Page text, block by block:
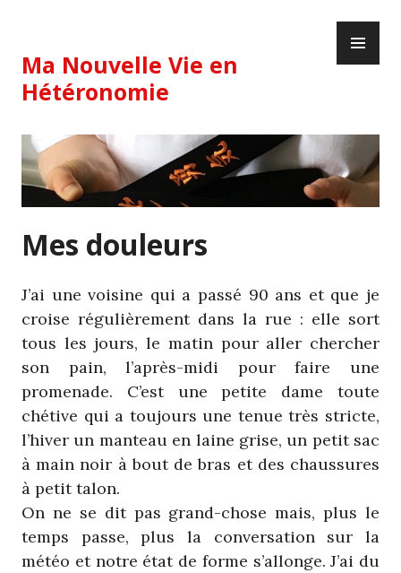
content
Ma Nouvelle Vie en
Hétéronomie
Mes douleurs
J’ai une voisine qui a passé 90 ans et que je
croise régulièrement dans la rue : elle sort
tous les jours, le matin pour aller chercher
son pain, l’après-midi pour faire une
promenade. C’est une petite dame toute
chétive qui a toujours une tenue très stricte,
l’hiver un manteau en laine grise, un petit sac
à main noir à bout de bras et des chaussures
à petit talon.
On ne se dit pas grand-chose mais, plus le
temps passe, plus la conversation sur la
météo et notre état de forme s’allonge. J’ai du